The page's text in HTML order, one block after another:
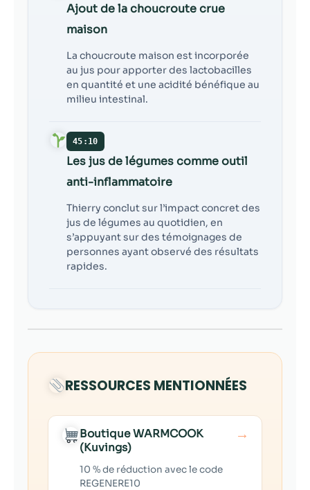
Ajout de la choucroute crue
maison
La choucroute maison est incorporée
au jus pour apporter des lactobacilles
en quantité et une acidité bénéfique au
milieu intestinal.
45:10
Les jus de légumes comme outil
anti-inflammatoire
Thierry conclut sur l’impact concret des
jus de légumes au quotidien, en
s’appuyant sur des témoignages de
personnes ayant observé des résultats
rapides.
RESSOURCES MENTIONNÉES
Boutique WARMCOOK
(Kuvings)
10 % de réduction avec le code
REGENERE10
→